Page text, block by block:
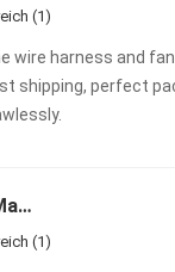
(1)
wire harness and
shipping, perfect
Oliver Martinez
(1)